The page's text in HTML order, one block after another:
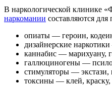
В наркологической клинике
наркомании составляются
опиаты — героин,
дизайнерские
каннабис — марихуану,
галлюциногены —
стимуляторы — экстази,
токсины — клей, краску,